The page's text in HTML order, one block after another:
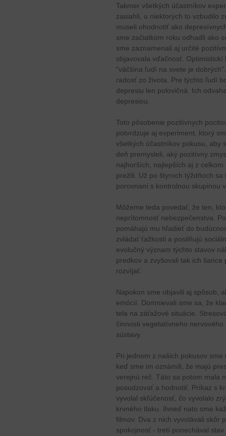
Takmer všetkých účastníkov
zasiahli, u niektorých to vzbudilo
museli ohodnotiť ako
sme začiatkom roku odhadli ako
sme zaznamenali aj určité
objavovala vďačnosť.
"väčšina ľudí na svete je
radosť zo života. Pre týchto ľudí
depresiu len polovičná. Ich
depresiou.
Toto pôsobenie pozitívnych
potvrdzuje aj experiment, ktorý
všetkých účastníkov pokusu, aby
deň premysleli, aký pozitívny
najhorších, najlepších aj z
prežili. Už po štyroch týždňoch
porovnaní s kontrolnou skupinou
Môžeme teda povedať, že ten,
neprítomnosť nebezpečenstva.
pomáhajú mu hľadieť do
zvládať ťažkosti a posilňujú
evolučný význam týchto stavov
predkov a zvyšovali tak ich
rozvíjať.
Napokon sme objavili aj spôsob,
emócií. Domnievali sme sa, že
tela na záťažové situácie.
činnosti vegetatívneho
sústavy.
Pri jednom z našich pokusov
keď sme im oznámili, že majú
verejnú reč. Táto sa potom mala
posudzovať a hodnotiť. Príkaz s
vyvolal skľúčenosť, čo vyvolalo
krvného tlaku. Ihneď nato sme
filmov. Dva z nich vyvolávali skôr
spokojnosť - tretí ponechával